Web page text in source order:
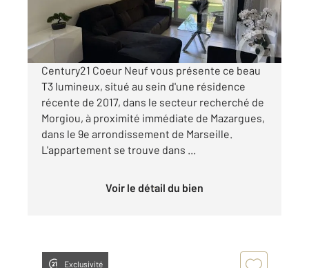
267 000 €
Visiter le site dédié
Century21 Coeur Neuf vous présente ce beau
T3 lumineux, situé au sein d'une résidence
récente de 2017, dans le secteur recherché de
Morgiou, à proximité immédiate de Mazargues,
dans le 9e arrondissement de Marseille.
L'appartement se trouve dans ...
Voir le détail du bien
Exclusivité